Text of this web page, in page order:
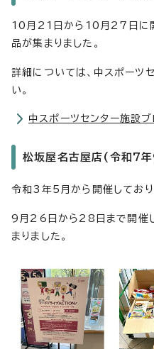
10月21日から10月27日に
品が集まりました。
詳細については、中スポーツ
い。
中スポーツセンター施設ブ
松坂屋名古屋店(令和7
令和3年5月から開催しており
9月26日から28日まで開催
まりました。